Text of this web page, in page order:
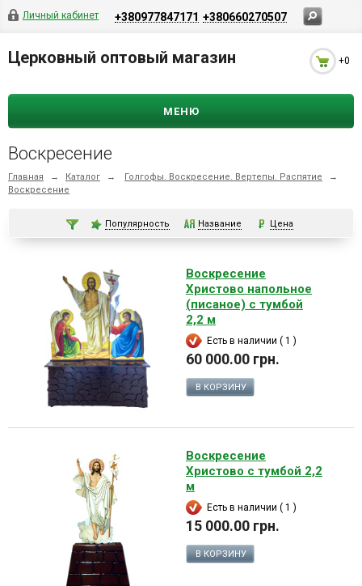
Личный кабинет +380977847171 +380660270507
Церковный оптовый магазин +0
МЕНЮ
Воскресение
Главная → Каталог → Голгофы. Воскресение. Вертепы. Распятие
→
Воскресение
Популярность Название Цена
Воскресение
Христово напольное
(писаное) с тумбой
2,2 м
Есть в наличии ( 1 )
60 000.00 грн.
В КОРЗИНУ
Воскресение
Христово с тумбой 2,2
м
Есть в наличии ( 1 )
15 000.00 грн.
В КОРЗИНУ